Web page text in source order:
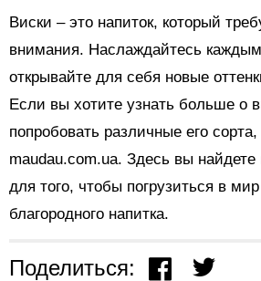
Виски – это напиток, который
внимания. Наслаждайтесь каждым
открывайте для себя новые
Если вы хотите узнать больше о
попробовать различные его
maudau.com.ua. Здесь вы
для того, чтобы погрузиться в мир
благородного напитка.
Поделиться: